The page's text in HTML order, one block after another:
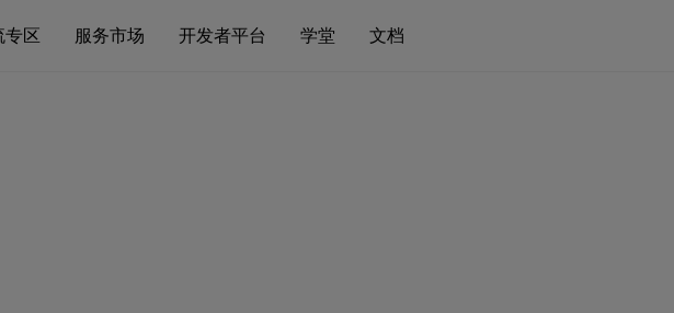
专区 服务市场 开发者平台 学堂 文档